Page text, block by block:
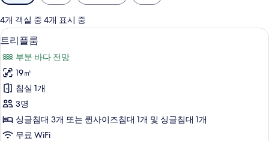
실
에
사
용
가
능
한
필
터
4개 객실 중 4개 표시 중
트
플
룸
사
진
모
저자극성 침구, 미니바, 객실 내 금고,
6
트리플룸
부분 바다 전망
19㎡
침실 1개
3명
싱글침대 3개 또는 퀸사이즈침대 1개 및 싱글침대 1개
무료 WiFi